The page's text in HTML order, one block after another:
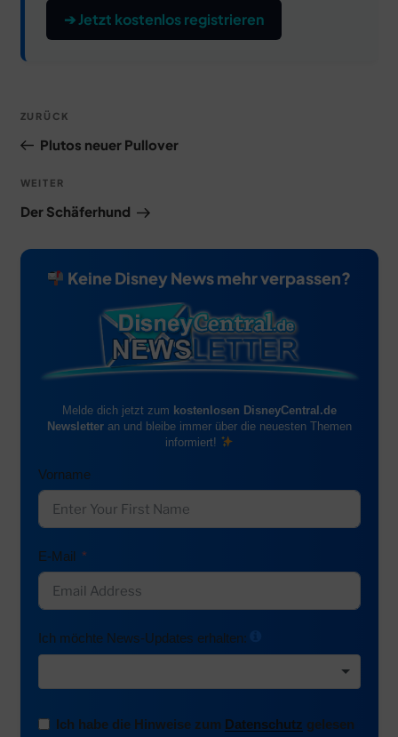
➔ Jetzt kostenlos registrieren
Beitragsnavigation
Vorheriger
Beitrag
ZURÜCK
Plutos neuer Pullover
Nächster
Beitrag
WEITER
Der Schäferhund
Keine Disney News mehr verpassen?
Melde dich jetzt zum kostenlosen DisneyCentral.de
Newsletteran und bleibe immer über die neuesten Themen
informiert!
Vorname
E-Mail
Ich möchte News-Updates erhalten:
Ich habe die Hinweise zum Datenschutz gelesen